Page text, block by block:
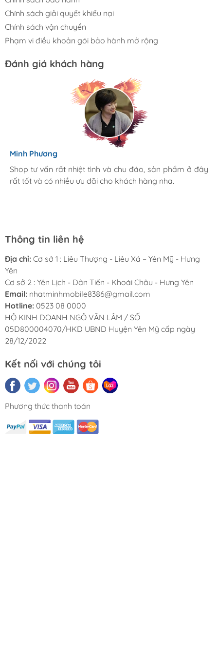
Chính sách giải quyết khiếu nại
Chính sách vận chuyển
Phạm vi điều khoản gói bảo hành mở rộng
Đánh giá khách hàng
Diệu Linh
Mình rất hài lòng khi đến cửa hàng Nhật Minh Mobile. Ở
đây có rất nhiều sản phẩm chính hãng giá tốt hơn so
Minh Phương
Shop tư vấn rất nhiệt tình và chu đáo, sản phẩm ở đây
rất tốt và có nhiều ưu đãi cho khách hàng nha.
Thông tin liên hệ
Địa chỉ: Cơ sở 1 : Liêu Thượng - Liêu Xá – Yên Mỹ - Hưng
Yên
Cơ sở 2 : Yên Lịch - Dân Tiến - Khoái Châu - Hưng Yên
Email: nhatminhmobile8386@gmail.com
Hotline: 0523 08 0000
HỘ KINH DOANH NGÔ VĂN LÂM / SỐ
05D800004070/HKD UBND Huyện Yên Mỹ cấp ngày
28/12/2022
Kết nối với chúng tôi
Phương thức thanh toán